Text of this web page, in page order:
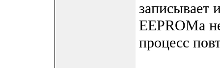
записывает
EEPROMа
процесс